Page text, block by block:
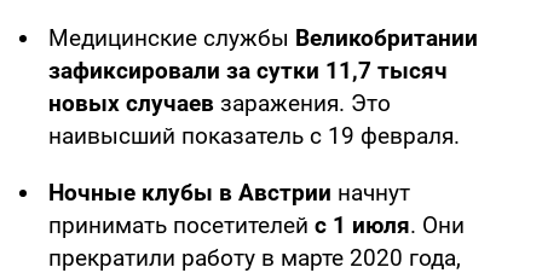
Медицинские службы Великобритании
зафиксировали за сутки 11,7 тысяч
новых случаев заражения. Это
наивысший показатель с 19 февраля.
Ночные клубы в Австрии начнут
принимать посетителей с 1 июля. Они
прекратили работу в марте 2020 года,